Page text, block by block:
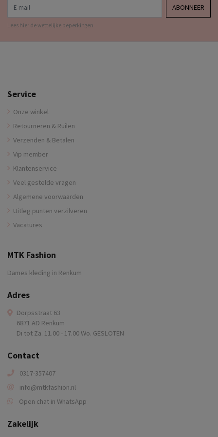
ABONNEER
Lees hier de wettelijke beperkingen
Service
Onze winkel
Retourneren & Ruilen
Verzenden & Betalen
Vip member
Klantenservice
Veel gestelde vragen
Algemene voorwaarden
Uitleg punten verzilveren
Vacatures
MTK Fashion
Dames kleding in Renkum
Adres
Dorpsstraat 63
6871 AD Renkum
Di tot Za. 11.00 - 17.00 Wo. GESLOTEN
Contact
0317-357407
info@mtkfashion.nl
Open chat in WhatsApp
Zakelijk